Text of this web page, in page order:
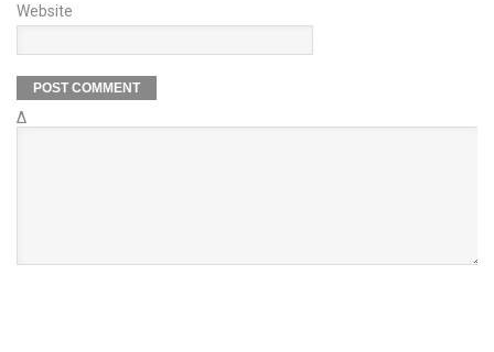
Website
Δ